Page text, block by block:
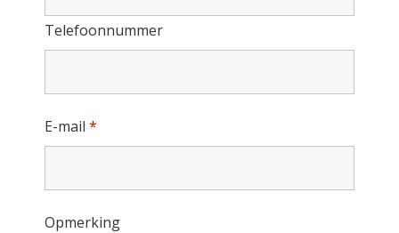
Telefoonnummer
E-mail *
Opmerking